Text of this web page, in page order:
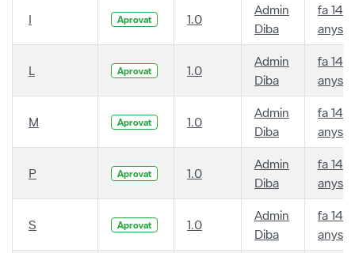
I Aprovat 1.0
Admin
Diba
fa 14
anys
L Aprovat 1.0
Admin
Diba
fa 14
anys
M Aprovat 1.0
Admin
Diba
fa 14
anys
P Aprovat 1.0
Admin
Diba
fa 14
anys
S Aprovat 1.0
Admin
Diba
fa 14
anys